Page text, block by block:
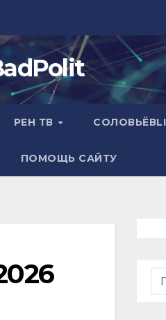
РЕН ТВ
ПОМОЩЬ САЙТУ